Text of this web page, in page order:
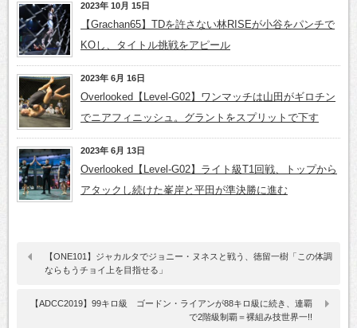
2023年 10月 15日
【Grachan65】TDを許さない林RISEが小谷をパンチで
KOし、タイトル挑戦をアピール
2023年 6月 16日
Overlooked【Level-G02】ワンマッチは山田がギロチン
でニアフィニッシュ。グラントをスプリットで下す
2023年 6月 13日
Overlooked【Level-G02】ライト級T1回戦、トップから
アタックし続けた峯岸と平田が準決勝に進む
【ONE101】ジャカルタでジョニー・ヌネスと戦う、徳留一樹「この体調
ならもうチョイ上を目指せる」
【ADCC2019】99キロ級 ゴードン・ライアンが88キロ級に続き、連覇
で2階級制覇＝裸組み技世界一!!